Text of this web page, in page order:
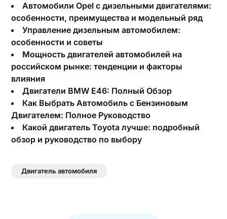
Автомобили Opel с дизельными двигателями:
особенности, преимущества и модельный ряд
Управление дизельным автомобилем:
особенности и советы
Мощность двигателей автомобилей на
российском рынке: тенденции и факторы
влияния
Двигатели BMW E46: Полный Обзор
Как Выбрать Автомобиль с Бензиновым
Двигателем: Полное Руководство
Какой двигатель Toyota лучше: подробный
обзор и руководство по выбору
Двигатель автомобиля